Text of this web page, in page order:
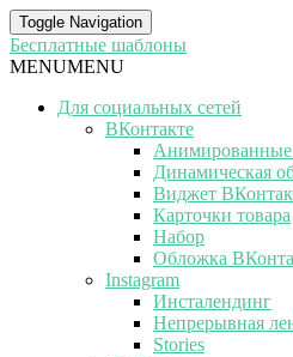
Toggle Navigation
Бесплатные шаблоны
MENUMENU
Для социальных сетей
ВКонтакте
Динамическая
Виджет
Карточки товара
Набор
Обложка
Instagram
Инсталендинг
Непрерывная
Stories